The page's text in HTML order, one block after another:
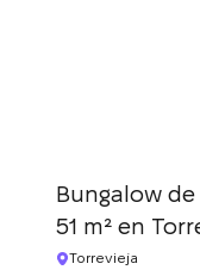
Bungalow
51 m² en
Torrevieja